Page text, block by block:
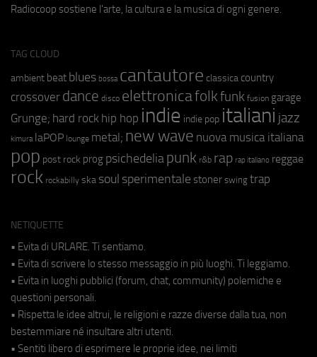
Radiocoop sostiene l'arte, la cultura e la musica di ogni genere.
TAG CLOUD
ambient beat blues bossa cantautore classica country
crossover dance disco elettronicafolkfunk fusion garage
Grunge; hard rock hip hop indie indie pop italiani jazz
kimura laPOP lounge metal; new wave nuova musica italiana
pop post rock prog psichedeliapunk r&b rap rap italiano reggae
rock rockabilly ska soul sperimentale stoner swing trap
NETIQUETTE
• Evita di URLARE. Ti sentiamo.
• Evita di scrivere lo stesso messaggio in più luoghi. Ti leggiamo.
• Evita in luoghi pubblici (forum, chat, community) polemiche e
questioni personali.
• Rispetta le idee altrui, le religioni e razze diverse dalla tua, non
bestemmiare né insultare altri utenti.
• Sentiti libero di esprimere le proprie idee, nei limiti